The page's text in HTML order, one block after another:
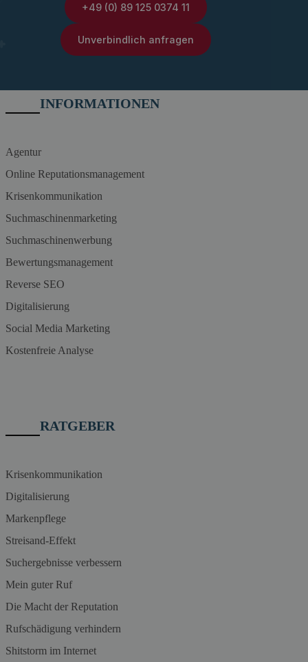
+49 (0) 89 125 0374 11
Unverbindlich anfragen
INFORMATIONEN
Agentur
Online Reputationsmanagement
Krisenkommunikation
Suchmaschinenmarketing
Suchmaschinenwerbung
Bewertungsmanagement
Reverse SEO
Digitalisierung
Social Media Marketing
Kostenfreie Analyse
RATGEBER
Krisenkommunikation
Digitalisierung
Markenpflege
Streisand-Effekt
Suchergebnisse verbessern
Mein guter Ruf
Die Macht der Reputation
Rufschädigung verhindern
Shitstorm im Internet